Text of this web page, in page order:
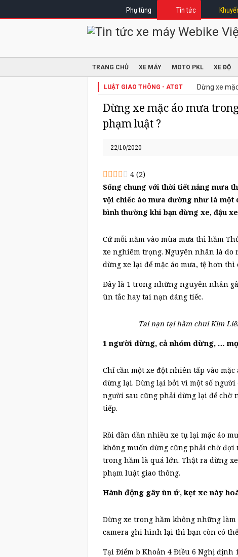
Phụ tùng Tin tức
TRANG CHỦ XE MÁY MOTO PKL XE ĐỘ
LUẬT GIAO THÔNG - ATGT Dừng xe
Dừng xe mặc áo mưa
phạm luật ?
22/10/2020
4 (2)
Sống chung với thời tiết nắng mưa
vội chiếc áo mưa dường như là một
bình thường khi bạn dừng xe, đậu
Cứ mỗi năm vào mùa mưa thì hầm
xe nghiêm trọng. Nguyên nhân là do
dừng xe lại để mặc áo mưa, tệ hơn
Đây là 1 trong những nguyên nhân
ùn tắc hay tai nạn đáng tiếc.
Tai nạn tại hầm chui Kim
1 người dừng, cả nhóm dừng, …
Chỉ cần một xe đột nhiên tấp vào
dừng lại. Dừng lại bởi vì một số
người sau cũng phải dừng lại để chờ
tiếp.
Rồi dần dần nhiều xe tụ lại mặc áo
không muốn dừng cũng phải chờ
trong hầm là quá lớn. Thật ra dừng
phạm luật giao thông.
Hành động gây ùn ứ, kẹt xe này
Dừng xe trong hầm không những
camera ghi hình lại thì bạn còn có
Tại Điểm b Khoản 4 Điều 6 Nghị định